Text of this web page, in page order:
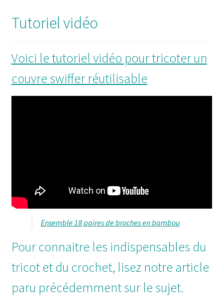
Tutoriel vidéo
Voici le tutoriel vidéo pour tricoter un
couvre swiffer réutilisable
Ensemble 18 paires de broches en bambou
Pour connaitre les indispensables du
tricot et du crochet, lisez notre article
paru précédemment sur le sujet.